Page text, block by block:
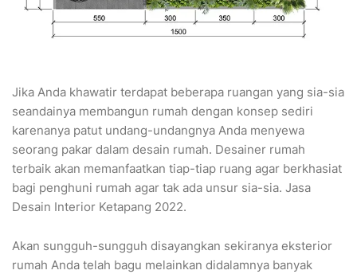
Jika Anda khawatir terdapat beberapa ruangan yang sia-sia
seandainya membangun rumah dengan konsep sediri
karenanya patut undang-undangnya Anda menyewa
seorang pakar dalam desain rumah. Desainer rumah
terbaik akan memanfaatkan tiap-tiap ruang agar berkhasiat
bagi penghuni rumah agar tak ada unsur sia-sia. Jasa
Desain Interior Ketapang 2022.
Akan sungguh-sungguh disayangkan sekiranya eksterior
rumah Anda telah bagu melainkan didalamnya banyak